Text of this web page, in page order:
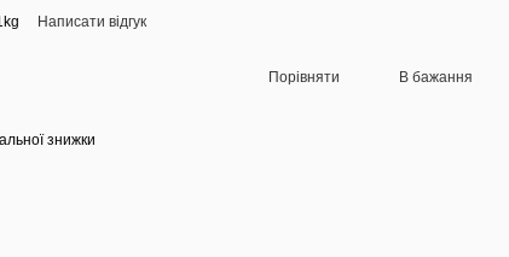
Написати відгук
Порівняти В бажання
знижки